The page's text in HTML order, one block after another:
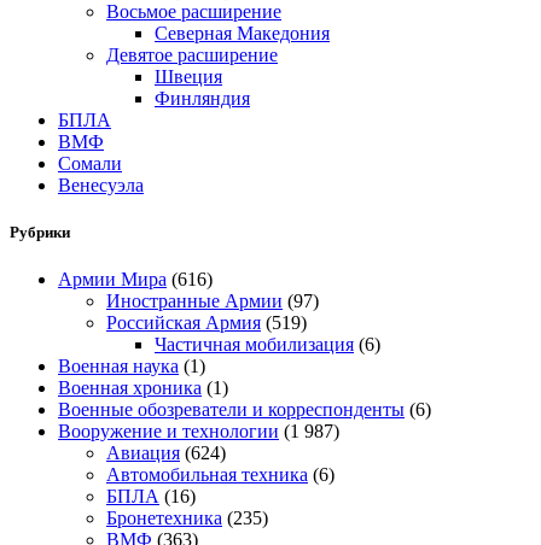
Восьмое расширение
Северная Македония
Девятое расширение
Швеция
Финляндия
БПЛА
ВМФ
Сомали
Венесуэла
Рубрики
Армии Мира (616)
Иностранные Армии (97)
Российская Армия (519)
Частичная мобилизация (6)
Военная наука (1)
Военная хроника (1)
Военные обозреватели и корреспонденты (6)
Вооружение и технологии (1 987)
Авиация (624)
Автомобильная техника (6)
БПЛА (16)
Бронетехника (235)
ВМФ (363)